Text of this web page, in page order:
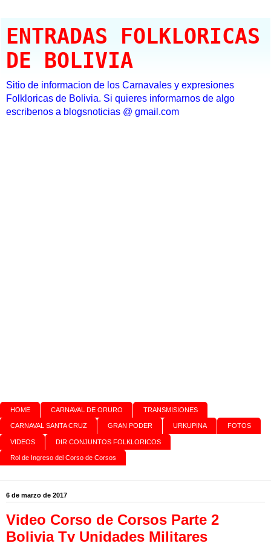
ENTRADAS FOLKLORICAS
DE BOLIVIA
Sitio de informacion de los Carnavales y expresiones
Folkloricas de Bolivia. Si quieres informarnos de algo
escribenos a blogsnoticias @ gmail.com
HOME CARNAVAL DE ORURO TRANSMISIONES
CARNAVAL SANTA CRUZ GRAN PODER URKUPINA FOTOS
VIDEOS DIR CONJUNTOS FOLKLORICOS
Rol de Ingreso del Corso de Corsos
6 de marzo de 2017
Video Corso de Corsos Parte 2
Bolivia Tv Unidades Militares